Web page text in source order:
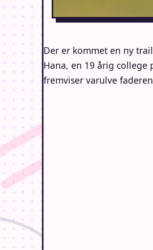
Der er kommet en ny
Hana, en 19 årig college
fremviser varulve